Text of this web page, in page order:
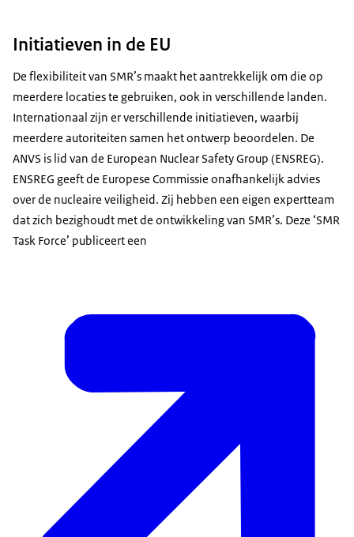
Initiatieven in de EU
De flexibiliteit van SMR’s maakt het aantrekkelijk om die op
meerdere locaties te gebruiken, ook in verschillende landen.
Internationaal zijn er verschillende initiatieven, waarbij
meerdere autoriteiten samen het ontwerp beoordelen. De
ANVS is lid van de European Nuclear Safety Group (ENSREG).
ENSREG geeft de Europese Commissie onafhankelijk advies
over de nucleaire veiligheid. Zij hebben een eigen expertteam
dat zich bezighoudt met de ontwikkeling van SMR’s. Deze ‘SMR
Task Force’ publiceert een